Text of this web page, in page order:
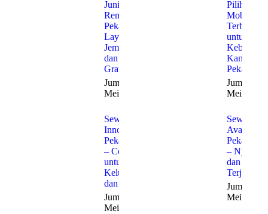
Junior
Rent Car
Pekanbaru:
Layanan
Jemput
dan Antar
Gratis
Jumat, 22
Mei 2026
Pilihan
Mobil
Terbaik
untuk
Kebutuhan
Kantor di
Pekanbaru
Jumat, 22
Mei 2026
Sewa
Innova
Pekanbaru
– Cocok
untuk
Keluarga
dan Bisnis
Jumat, 22
Mei 2026
Sewa
Avanza
Pekanbaru
– Nyaman
dan
Jumat, 22
Mei 2026